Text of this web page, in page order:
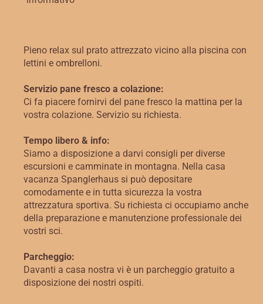
Pieno relax sul prato attrezzato vicino alla piscina con
lettini e ombrelloni.
Servizio pane fresco a colazione:
Ci fa piacere fornirvi del pane fresco la mattina per la
vostra colazione. Servizio su richiesta.
Tempo libero & info:
Siamo a disposizione a darvi consigli per diverse
escursioni e camminate in montagna. Nella casa
vacanza Spanglerhaus si può depositare
comodamente e in tutta sicurezza la vostra
attrezzatura sportiva. Su richiesta ci occupiamo anche
della preparazione e manutenzione professionale dei
vostri sci.
Parcheggio:
Davanti a casa nostra vi è un parcheggio gratuito a
disposizione dei nostri ospiti.